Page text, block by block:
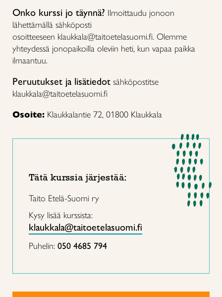
Onko kurssi jo täynnä? Ilmoittaudu jonoon
lähettämällä sähköposti
osoitteeseen klaukkala@taitoetelasuomi.fi. Olemme
yhteydessä jonopaikoilla oleviin heti, kun vapaa paikka
ilmaantuu.
Peruutukset ja lisätiedot sähköpostitse
klaukkala@taitoetelasuomi.fi
Osoite: Klaukkalantie 72, 01800 Klaukkala
Tätä kurssia järjestää:
Taito Etelä-Suomi ry
Kysy lisää kurssista:
klaukkala@taitoetelasuomi.fi
Puhelin: 050 4685 794